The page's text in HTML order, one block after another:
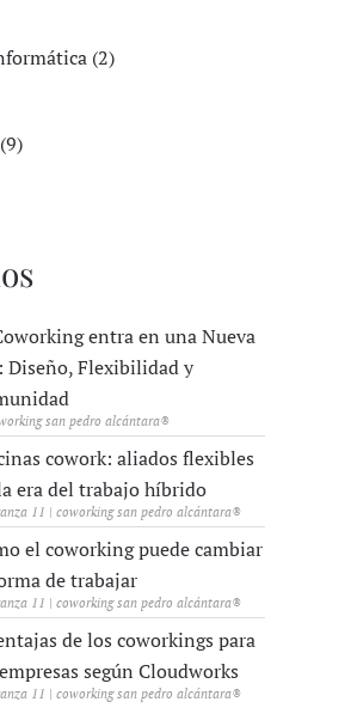
(2)
entra en una Nueva
Diseño, Flexibilidad y
san pedro alcántara®
cowork: aliados flexibles
era del trabajo híbrido
11 | coworking san pedro alcántara®
el coworking puede cambiar
de trabajar
11 | coworking san pedro alcántara®
de los coworkings para
según Cloudworks
11 | coworking san pedro alcántara®